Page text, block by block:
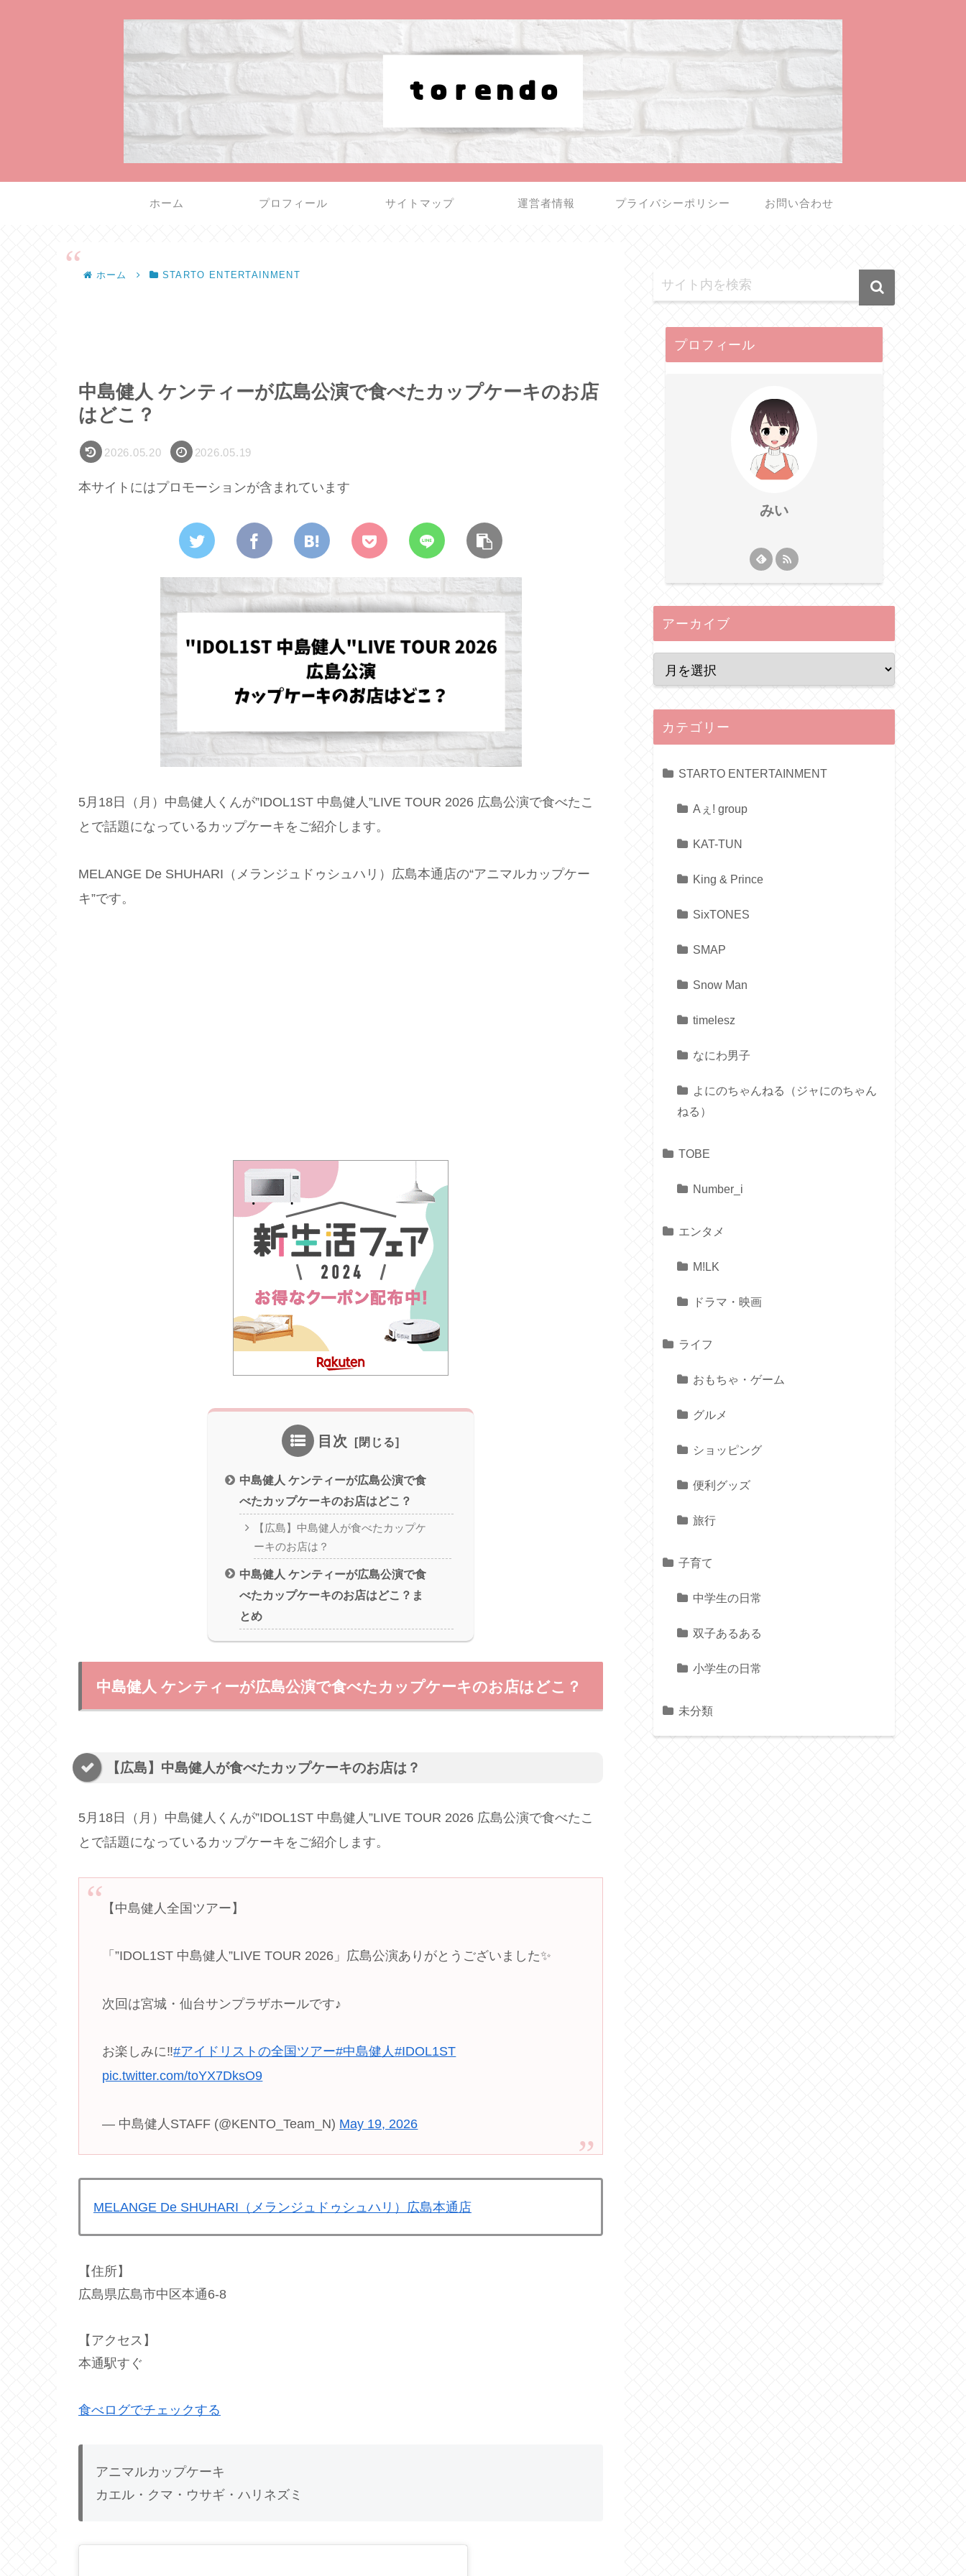
ホーム プロフィール サイトマップ 運営者情報 プライバシーポリシー お問い合わせ
ホーム STARTO ENTERTAINMENT
中島健人 ケンティーが広島公演で食べたカップケーキのお店
はどこ？
2026.05.20 2026.05.19
本サイトにはプロモーションが含まれています
5月18日（月）中島健人くんが”IDOL1ST 中島健人”LIVE TOUR 2026 広島公演で食べたこ
とで話題になっているカップケーキをご紹介します。
MELANGE De SHUHARI（メランジュドゥシュハリ）広島本通店の“アニマルカップケー
キ”です。
目次
中島健人 ケンティーが広島公演で食
べたカップケーキのお店はどこ？
【広島】中島健人が食べたカップケ
ーキのお店は？
中島健人 ケンティーが広島公演で食
べたカップケーキのお店はどこ？ま
とめ
中島健人 ケンティーが広島公演で食べたカップケーキのお店はどこ？
【広島】中島健人が食べたカップケーキのお店は？
5月18日（月）中島健人くんが”IDOL1ST 中島健人”LIVE TOUR 2026 広島公演で食べたこ
とで話題になっているカップケーキをご紹介します。
【中島健人全国ツアー】
「”IDOL1ST 中島健人”LIVE TOUR 2026」広島公演ありがとうございました✨
次回は宮城・仙台サンプラザホールです♪
お楽しみに‼︎#アイドリストの全国ツアー#中島健人#IDOL1ST
pic.twitter.com/toYX7DksO9
— 中島健人STAFF (@KENTO_Team_N) May 19, 2026
MELANGE De SHUHARI（メランジュドゥシュハリ）広島本通店
【住所】
広島県広島市中区本通6-8
【アクセス】
本通駅すぐ
食べログでチェックする
アニマルカップケーキ
カエル・クマ・ウサギ・ハリネズミ
プロフィール
みい
アーカイブ
カテゴリー
STARTO ENTERTAINMENT
Aぇ! group
KAT-TUN
King & Prince
SixTONES
SMAP
Snow Man
timelesz
なにわ男子
よにのちゃんねる（ジャにのちゃん
ねる）
TOBE
Number_i
エンタメ
M!LK
ドラマ・映画
ライフ
おもちゃ・ゲーム
グルメ
ショッピング
便利グッズ
旅行
子育て
中学生の日常
双子あるある
小学生の日常
未分類